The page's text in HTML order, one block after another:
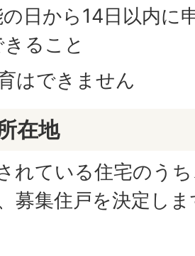
の日から14日以内に
ること
はできません
在地
れている住宅のう
募集住戸を決定し